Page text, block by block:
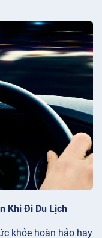
Khi Đi Du Lịch
khỏe hoàn hảo hay